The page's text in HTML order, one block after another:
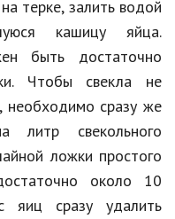
терке, залить водой
кашицу яйца.
быть достаточно
Чтобы свекла не
необходимо сразу же
литр свекольного
ложки простого
около 10
яиц сразу удалить